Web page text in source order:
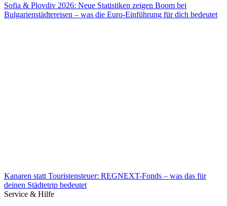
Sofia & Plovdiv 2026: Neue Statistiken zeigen Boom bei
Bulgarienstädtereisen – was die Euro-Einführung für dich bedeutet
Kanaren statt Touristensteuer: REGNEXT-Fonds – was das für
deinen Städtetrip bedeutet
Service & Hilfe